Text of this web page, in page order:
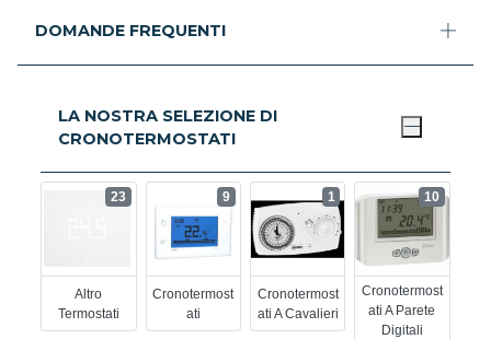
DOMANDE FREQUENTI
LA NOSTRA SELEZIONE DI
CRONOTERMOSTATI
Altro
Termostati
23
Cronotermost
Ati
9
Cronotermost
Ati A Cavalieri
1
Cronotermost
Ati A Parete
Digitali
10